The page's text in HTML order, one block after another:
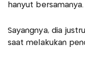
hanyut bersamanya.
Sayangnya, dia
saat melakukan